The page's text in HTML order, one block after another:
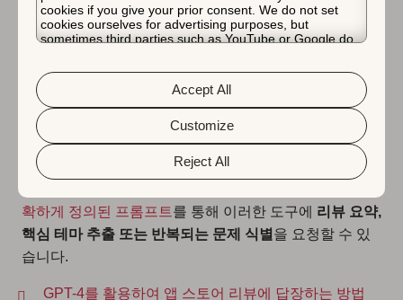
cookies if you give your prior consent. We do not set
cookies ourselves for advertising purposes, but
sometimes third parties such as YouTube or Google do.
about the protection of your personal data and the
different cookies we use, please read our
&Privacy Policy. You can customize your cookie settings
and preferences by clicking the “Customize” button.
Reject All
Customize
Accept All
합니다. 더 긴 리뷰를 훑어보면서장문의 스팸이나 관련
없는 피드백을 제거 하는 것을 잊지 마십시오.
앱 스토어 리뷰에 ChatGPT
와 같은 NLP 도구 사용
ChatGPT와 같은 자연어 처리(NLP) 도구를 활용하면 앱
확하게 정의된 프롬프트 를 통해 이러한 도구에 리뷰 요약,
핵심 테마 추출 또는 반복되는 문제 식별 을 요청할 수 있
습니다.
GPT-4를 활용하여 앱 스토어 리뷰에 답장하는 방법